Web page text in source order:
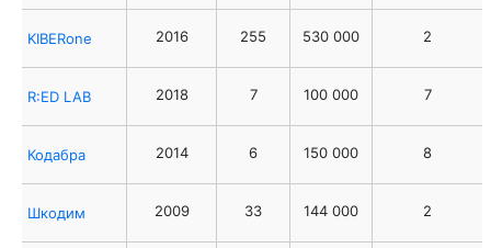
KIBERone 2016 255 530 000 2
R:ED LAB 2018 7 100 000 7
Кодабра 2014 6 150 000 8
Шкодим 2009 33 144 000 2